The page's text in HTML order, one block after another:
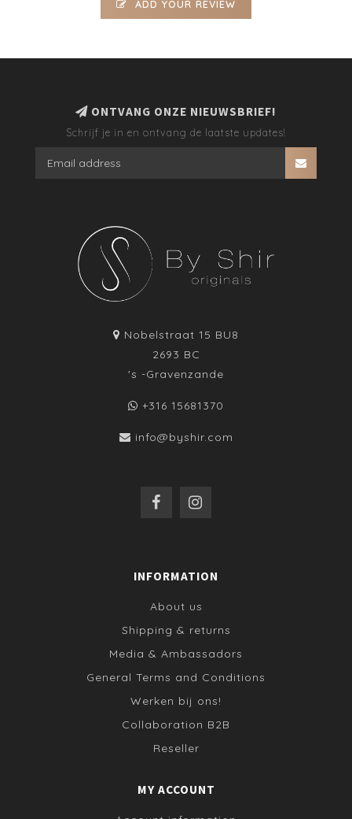
ADD YOUR REVIEW
ONTVANG ONZE NIEUWSBRIEF!
Schrijf je in en ontvang de laatste updates!
Nobelstraat 15 BU8
2693 BC
's -Gravenzande
+316 15681370
info@byshir.com
INFORMATION
About us
Shipping & returns
Media & Ambassadors
General Terms and Conditions
Werken bij ons!
Collaboration B2B
Reseller
MY ACCOUNT